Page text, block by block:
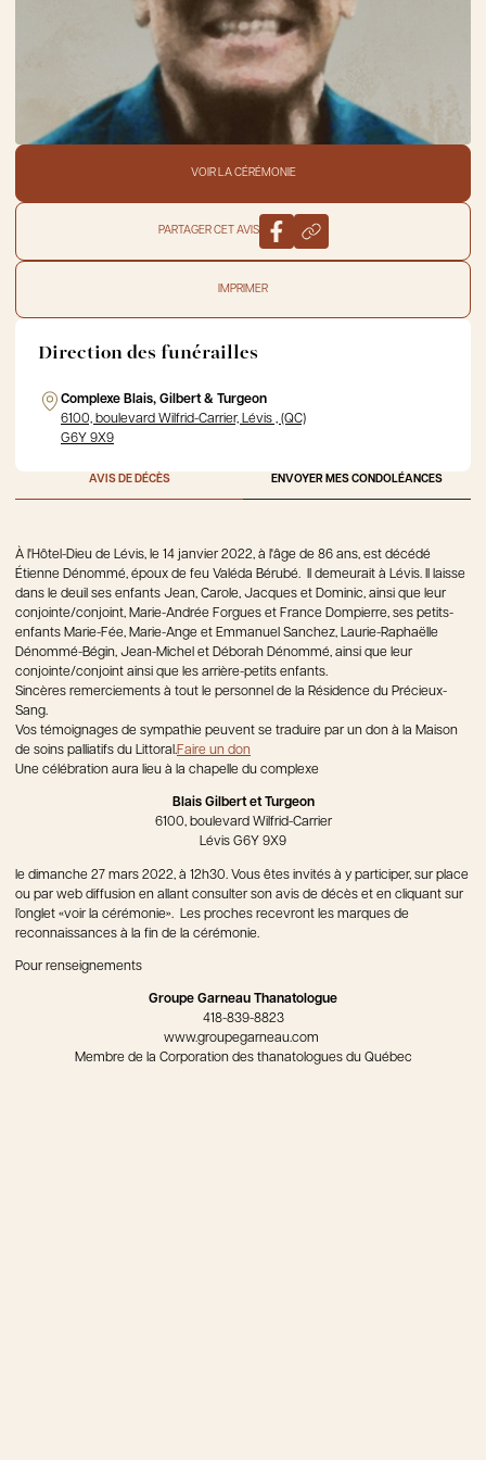
VOIR LA CÉRÉMONIE
PARTAGER CET AVIS
IMPRIMER
Direction des funérailles
Complexe Blais, Gilbert & Turgeon
6100, boulevard Wilfrid-Carrier, Lévis , (QC)
G6Y 9X9
AVIS DE DÉCÈS ENVOYER MES CONDOLÉANCES
À l'Hôtel-Dieu de Lévis, le 14 janvier 2022, à l'âge de 86 ans, est décédé
Étienne Dénommé, époux de feu Valéda Bérubé. Il demeurait à Lévis. Il laisse
dans le deuil ses enfants Jean, Carole, Jacques et Dominic, ainsi que leur
conjointe/conjoint, Marie-Andrée Forgues et France Dompierre, ses petits-
enfants Marie-Fée, Marie-Ange et Emmanuel Sanchez, Laurie-Raphaëlle
Dénommé-Bégin, Jean-Michel et Déborah Dénommé, ainsi que leur
conjointe/conjoint ainsi que les arrière-petits enfants.
Sincères remerciements à tout le personnel de la Résidence du Précieux-
Sang.
Vos témoignages de sympathie peuvent se traduire par un don à la Maison
de soins palliatifs du Littoral.Faire un don
Une célébration aura lieu à la chapelle du complexe
Blais Gilbert et Turgeon
6100, boulevard Wilfrid-Carrier
Lévis G6Y 9X9
le dimanche 27 mars 2022, à 12h30. Vous êtes invités à y participer, sur place
ou par web diffusion en allant consulter son avis de décès et en cliquant sur
l’onglet «voir la cérémonie». Les proches recevront les marques de
reconnaissances à la fin de la cérémonie.
Pour renseignements
Groupe Garneau Thanatologue
418-839-8823
www.groupegarneau.com
Membre de la Corporation des thanatologues du Québec